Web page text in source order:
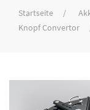
Startseite
Knopf Convertor